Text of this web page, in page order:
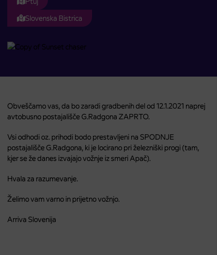
Slovenska Bistrica
Obveščamo vas, da bo zaradi gradbenih del od 12.1.2021 naprej
avtobusno postajališče G.Radgona ZAPRTO.
Vsi odhodi oz. prihodi bodo prestavljeni na SPODNJE
postajališče G.Radgona, ki je locirano pri železniški progi (tam,
kjer se že danes izvajajo vožnje iz smeri Apač).
Hvala za razumevanje.
Želimo vam varno in prijetno vožnjo.
Arriva Slovenija